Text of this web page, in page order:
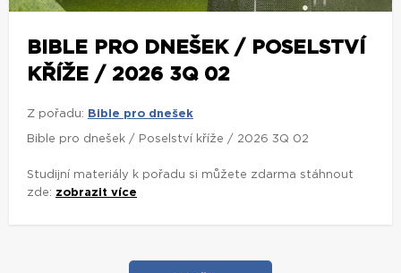
BIBLE PRO DNEŠEK / POSELSTVÍ
KŘÍŽE / 2026 3Q 02
Z pořadu: Bible pro dnešek
Bible pro dnešek / Poselství kříže / 2026 3Q 02
Studijní materiály k pořadu si můžete zdarma stáhnout
zde: zobrazit více